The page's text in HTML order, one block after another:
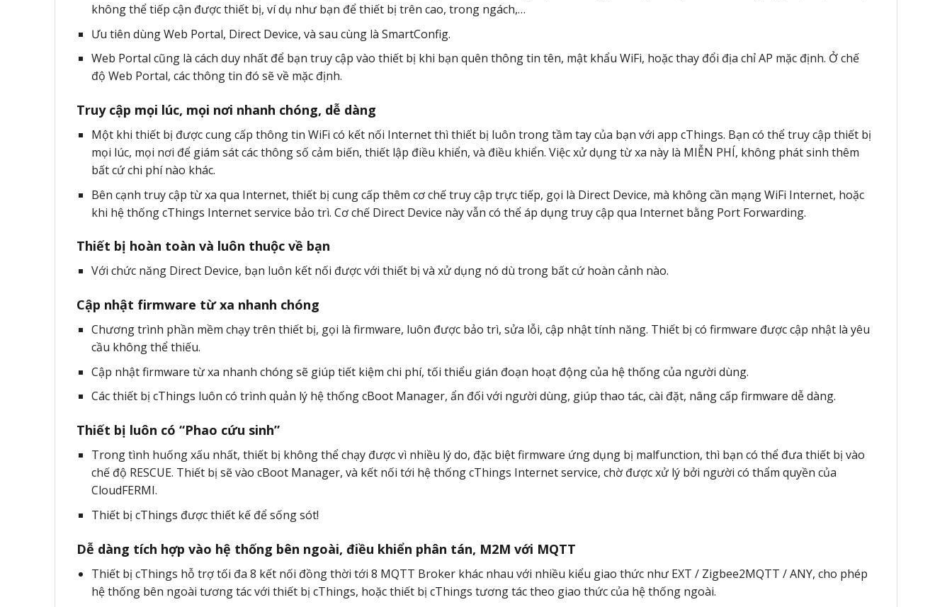
không thể tiếp cận được thiết bị, ví dụ như bạn để thiết bị trên cao, trong ngách,…
Ưu tiên dùng Web Portal, Direct Device, và sau cùng là SmartConfig.
Web Portal cũng là cách duy nhất để bạn truy cập vào thiết bị khi bạn quên thông tin tên, mật khẩu WiFi, hoặc thay đổi địa chỉ AP mặc định. Ở chế
độ Web Portal, các thông tin đó sẽ về mặc định.
Truy cập mọi lúc, mọi nơi nhanh chóng, dễ dàng
Một khi thiết bị được cung cấp thông tin WiFi có kết nối Internet thì thiết bị luôn trong tầm tay của bạn với app cThings. Bạn có thể truy cập thiết bị
mọi lúc, mọi nơi để giám sát các thông số cảm biến, thiết lập điều khiển, và điều khiển. Việc xử dụng từ xa này là MIỄN PHÍ, không phát sinh thêm
bất cứ chi phí nào khác.
Bên cạnh truy cập từ xa qua Internet, thiết bị cung cấp thêm cơ chế truy cập trực tiếp, gọi là Direct Device, mà không cần mạng WiFi Internet, hoặc
khi hệ thống cThings Internet service bảo trì. Cơ chế Direct Device này vẫn có thể áp dụng truy cập qua Internet bằng Port Forwarding.
Thiết bị hoàn toàn và luôn thuộc về bạn
Với chức năng Direct Device, bạn luôn kết nối được với thiết bị và xử dụng nó dù trong bất cứ hoàn cảnh nào.
Cập nhật firmware từ xa nhanh chóng
Chương trình phần mềm chạy trên thiết bị, gọi là firmware, luôn được bảo trì, sửa lỗi, cập nhật tính năng. Thiết bị có firmware được cập nhật là yêu
cầu không thể thiếu.
Cập nhật firmware từ xa nhanh chóng sẽ giúp tiết kiệm chi phí, tối thiểu gián đoạn hoạt động của hệ thống của người dùng.
Các thiết bị cThings luôn có trình quản lý hệ thống cBoot Manager, ẩn đối với người dùng, giúp thao tác, cài đặt, nâng cấp firmware dễ dàng.
Thiết bị luôn có “Phao cứu sinh”
Trong tình huống xấu nhất, thiết bị không thể chạy được vì nhiều lý do, đặc biệt firmware ứng dụng bị malfunction, thì bạn có thể đưa thiết bị vào
chế độ RESCUE. Thiết bị sẽ vào cBoot Manager, và kết nối tới hệ thống cThings Internet service, chờ được xử lý bởi người có thẩm quyền của
CloudFERMI.
Thiết bị cThings được thiết kế để sống sót!
Dễ dàng tích hợp vào hệ thống bên ngoài, điều khiển phân tán, M2M với MQTT
Thiết bị cThings hỗ trợ tối đa 8 kết nối đồng thời tới 8 MQTT Broker khác nhau với nhiều kiểu giao thức như EXT / Zigbee2MQTT / ANY, cho phép
hệ thống bên ngoài tương tác với thiết bị cThings, hoặc thiết bị cThings tương tác theo giao thức của hệ thống ngoài.